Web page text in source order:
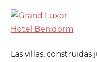
Las villas, construidas